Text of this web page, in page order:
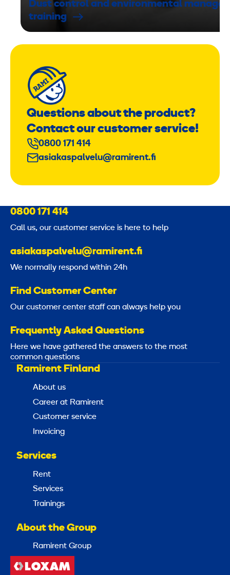
Dust control and environmental
training
Questions about the product?
Contact our customer service!
0800 171 414
asiakaspalvelu@ramirent.fi
0800 171 414
Call us, our customer service is here to help
asiakaspalvelu@ramirent.fi
We normally respond within 24h
Find Customer Center
Our customer center staff can always help you
Frequently Asked Questions
Here we have gathered the answers to the most
common questions
Ramirent Finland
About us
Career at Ramirent
Customer service
Invoicing
Services
Rent
Services
Trainings
About the Group
Ramirent Group